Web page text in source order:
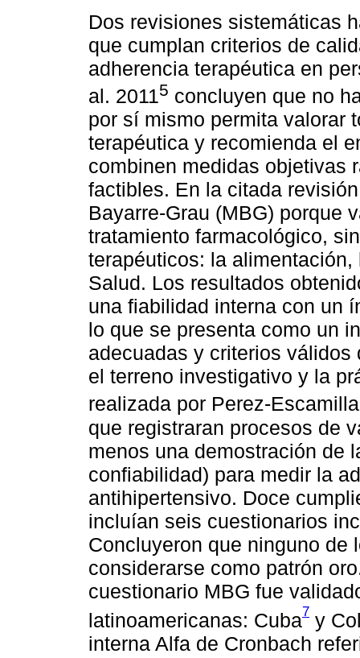
Dos revisiones sistemáticas
que cumplan criterios de
adherencia terapéutica en
al. 20115 concluyen que no
por sí mismo permita valorar
terapéutica y recomienda el
combinen medidas objetivas
factibles. En la citada
Bayarre-Grau (MBG) porque
tratamiento farmacológico,
terapéuticos: la
Salud. Los resultados
una fiabilidad interna con un
lo que se presenta como un
adecuadas y criterios
el terreno investigativo y la
realizada por Perez-
que registraran procesos de
menos una demostración de
confiabilidad) para medir la
antihipertensivo. Doce
incluían seis cuestionarios
Concluyeron que ninguno
considerarse como patrón
cuestionario MBG fue
latinoamericanas: Cuba7 y
interna Alfa de Cronbach